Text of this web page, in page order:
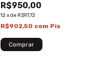
R$950,00
12xde R$97,72
R$902,50 com Pix